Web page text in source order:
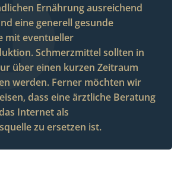
Ernährung ausreichend
eine generell gesunde
mit eventueller
Schmerzmittel sollten in
über einen kurzen Zeitraum
werden. Ferner möchten wir
dass eine ärztliche Beratung
Internet als
zu ersetzen ist.